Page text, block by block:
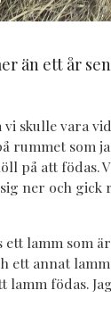
än ett år
skulle vara
rummet som
på att födas.
ner och
ett lamm som
ett annat
lamm födas.